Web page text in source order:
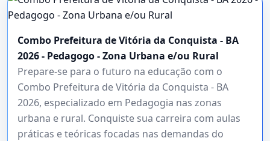
Combo Prefeitura de Vitória da Conquista - BA
2026 - Pedagogo - Zona Urbana e/ou Rural
Prepare-se para o futuro na educação com o
Combo Prefeitura de Vitória da Conquista - BA
2026, especializado em Pedagogia nas zonas
urbana e rural. Conquiste sua carreira com aulas
práticas e teóricas focadas nas demandas do